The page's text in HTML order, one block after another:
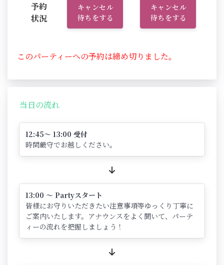
予約
状況
キャンセル
待ちをする
キャンセル
待ちをする
このパーティーへの予約は締め切りました。
当日の流れ
12:45～ 13:00 受付
時間厳守でお越しください。
13:00 ～ Partyスタート
皆様にお守りいただきたい注意事項等ゆっくり丁寧に
ご案内いたします。アナウンスをよく聞いて、パーテ
ィーの流れを把握しましょう！